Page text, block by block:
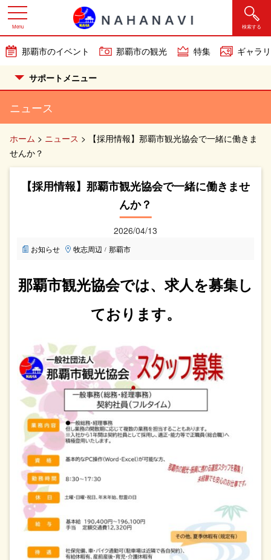
検索する
那覇市のイベント 那覇市の観光 特集 ギャラ
Menu
サポートメニュー
ニュース
ホーム > ニュース >
【採用情報】那覇市観光協会で一緒に働きま
せんか？
【採用情報】那覇市観光協会で一緒に働きませ
んか？
2026/04/13
お知らせ 牧志周辺 / 那覇市
那覇市観光協会では、求人を募集し
ております。